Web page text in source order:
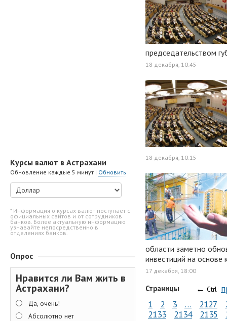
Курсы валют в Астрахани
Обновление каждые 5 минут | Обновить
* Информация о курсах валют поступает с
официальных сайтов и от сотрудников
банков. Более актуальную информацию
узнавайте непосредственно в
отделениях банков.
Опрос
Нравится ли Вам жить в
Астрахани?
Да, очень!
Абсолютно нет
председательством
18 декабря, 10:45
18 декабря, 10:15
области заметно
инвестиций на основе
17 декабря, 18:00
Страницы ← Ctrl
1
2 3 … 2127
2133
2134 2135